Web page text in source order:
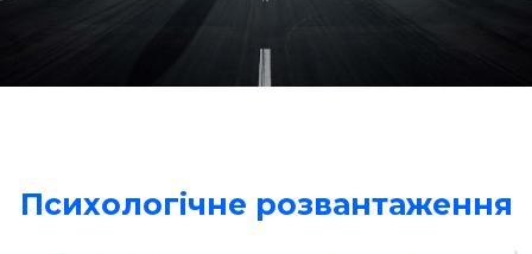
Психологічне розвантаження